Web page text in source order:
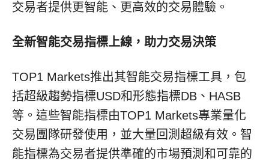
交易者提供更智能、更高效的交易體驗。
全新智能交易指標上線，助力交易決策
TOP1 Markets推出其智能交易指標工具，包
括超級趨勢指標USD和形態指標DB、HASB
等。這些智能指標由TOP1 Markets專業量化
交易團隊研發使用，並大量回測超級有效。智
能指標為交易者提供準確的市場預測和可靠的